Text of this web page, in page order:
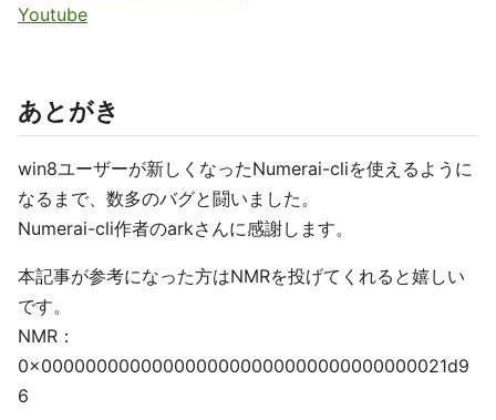
Youtube
あとがき
win8ユーザーが新しくなったNumerai-cliを使えるように
なるまで、数多のバグと闘いました。
Numerai-cli作者のarkさんに感謝します。
本記事が参考になった方はNMRを投げてくれると嬉しい
です。
NMR：
0x0000000000000000000000000000000000021d9
6